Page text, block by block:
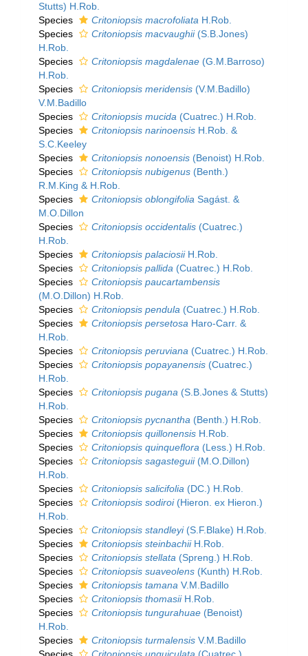
Stutts) H.Rob.
Species
Critoniopsis macrofoliata H.Rob.
Species
Critoniopsis macvaughii(S.B.Jones)
H.Rob.
Species
Critoniopsis magdalenae (G.M.Barroso)
H.Rob.
Species
Critoniopsis meridensis (V.M.Badillo)
V.M.Badillo
Species
Critoniopsis mucida (Cuatrec.) H.Rob.
Species
Critoniopsis narinoensis H.Rob. &
S.C.Keeley
Species
Critoniopsis nonoensis (Benoist) H.Rob.
Species
Critoniopsis nubigenus (Benth.)
R.M.King & H.Rob.
Species
Critoniopsis oblongifolia Sagást. &
M.O.Dillon
Species
Critoniopsis occidentalis (Cuatrec.)
H.Rob.
Species
Critoniopsis palaciosiiH.Rob.
Species
Critoniopsis pallida (Cuatrec.) H.Rob.
Species
Critoniopsis paucartambensis
(M.O.Dillon) H.Rob.
Species
Critoniopsis pendula (Cuatrec.) H.Rob.
Species
Critoniopsis persetosa Haro-Carr. &
H.Rob.
Species
Critoniopsis peruviana (Cuatrec.) H.Rob.
Species
Critoniopsis popayanensis (Cuatrec.)
H.Rob.
Species
Critoniopsis pugana (S.B.Jones & Stutts)
H.Rob.
Species
Critoniopsis pycnantha (Benth.) H.Rob.
Species
Critoniopsis quillonensis H.Rob.
Species
Critoniopsis quinqueflora (Less.) H.Rob.
Species
Critoniopsis sagasteguii(M.O.Dillon)
H.Rob.
Species
Critoniopsis salicifolia (DC.) H.Rob.
Species
Critoniopsis sodiroi(Hieron. ex Hieron.)
H.Rob.
Species
Critoniopsis standleyi(S.F.Blake) H.Rob.
Species
Critoniopsis steinbachiiH.Rob.
Species
Critoniopsis stellata (Spreng.) H.Rob.
Species
Critoniopsis suaveolens (Kunth) H.Rob.
Species
Critoniopsis tamana V.M.Badillo
Species
Critoniopsis thomasiiH.Rob.
Species
Critoniopsis tungurahuae (Benoist)
H.Rob.
Species
Critoniopsis turmalensis V.M.Badillo